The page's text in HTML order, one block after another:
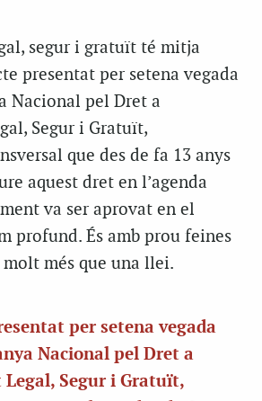
segur i gratuït té mitja
presentat per setena vegada
Nacional pel Dret a
Segur i Gratuït,
que des de fa 13 anys
aquest dret en l’agenda
va ser aprovat en el
profund. És amb prou feines
més que una llei.
per setena vegada
Nacional pel Dret a
Legal, Segur i Gratuït,